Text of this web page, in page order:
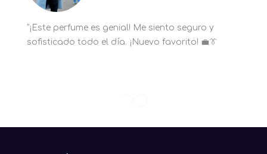
"¡Este perfume es genial! Me siento seguro y
sofisticado todo el día. ¡Nuevo favorito! 💼👔